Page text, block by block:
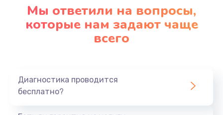
Мы ответили на вопросы,
которые нам задают чаще
всего
Диагностика проводится
бесплатно?